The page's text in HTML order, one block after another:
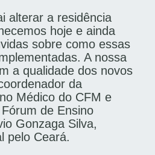
alterar a residência
hoje e ainda
sobre como essas
A nossa
a qualidade dos novos
da
Médico do CFM e
de Ensino
Gonzaga Silva,
pelo Ceará.